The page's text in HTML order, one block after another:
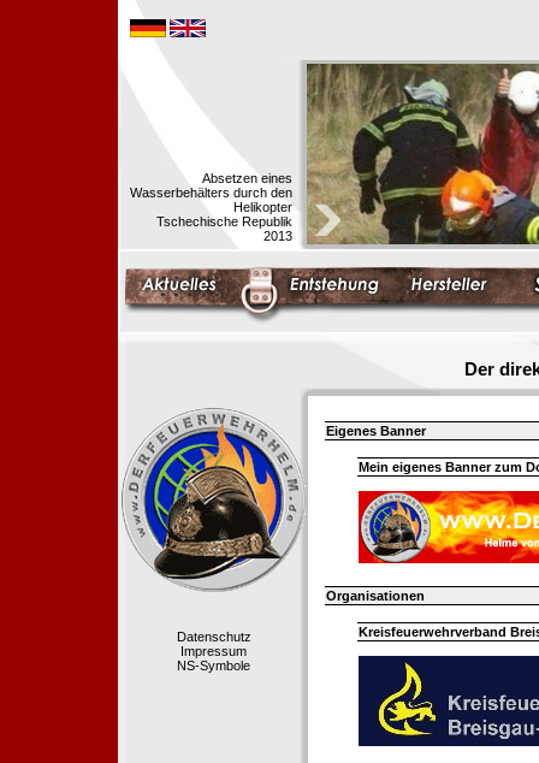
Absetzen eines
Wasserbehälters durch den
Helikopter
Tschechische Republik
2013
Der
Datenschutz
Impressum
NS-Symbole
Eigenes Banner
Mein eigenes Banner zum
Organisationen
Kreisfeuerwehrverband